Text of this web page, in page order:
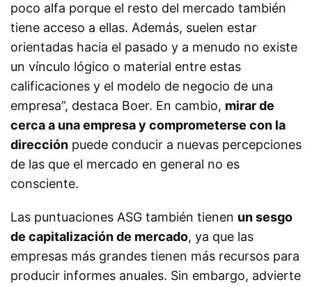
poco alfa porque el resto del mercado también
tiene acceso a ellas. Además, suelen estar
orientadas hacia el pasado y a menudo no existe
un vínculo lógico o material entre estas
calificaciones y el modelo de negocio de una
empresa”, destaca Boer. En cambio, mirar de
cerca a una empresa y comprometerse con la
dirección puede conducir a nuevas percepciones
de las que el mercado en general no es
consciente.
Las puntuaciones ASG también tienen un sesgo
de capitalización de mercado, ya que las
empresas más grandes tienen más recursos para
producir informes anuales. Sin embargo, advierte